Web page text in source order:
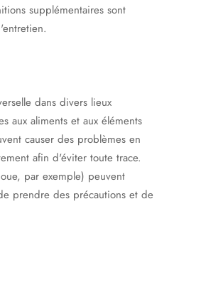
supplémentaires sont
dans divers lieux
aux aliments et aux éléments
causer des problèmes en
afin d'éviter toute trace.
par exemple) peuvent
prendre des précautions et de